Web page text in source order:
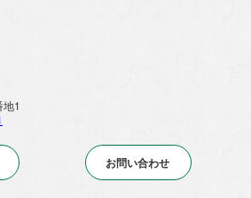
1
お問い合わせ